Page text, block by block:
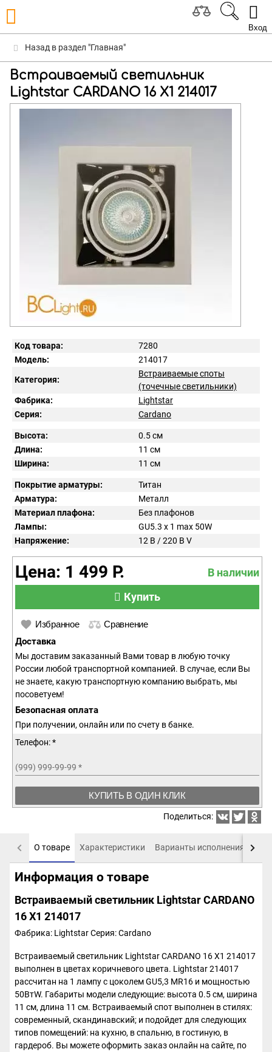
Вход
Назад в раздел "Главная"
Встраиваемый светильник
Lightstar CARDANO 16 X1 214017
Код товара:
7280
Модель:
214017
Категория:
Встраиваемые споты
(точечные светильники)
Фабрика:
Lightstar
Серия:
Cardano
Высота:
0.5 см
Длина:
11 см
Ширина:
11 см
Покрытие арматуры:
Титан
Арматура:
Металл
Материал плафона:
Без плафонов
Лампы:
GU5.3 x 1 max 50W
Напряжение:
12 В / 220 В V
Цена: 1 499 Р.
В наличии
Купить
Избранное Сравнение
Доставка
Мы доставим заказанный Вами товар в любую точку
России любой транспортной компанией. В случае, если Вы
не знаете, какую транспортную компанию выбрать, мы
посоветуем!
Безопасная оплата
При получении, онлайн или по счету в банке.
Телефон: *
(999) 999-99-99 *
КУПИТЬ В ОДИН КЛИК
Поделиться:
О товаре Характеристики Варианты исполнения
Информация о товаре
Встраиваемый светильник Lightstar CARDANO
16 X1 214017
Фабрика: LightstarСерия: Cardano
Встраиваемый светильник Lightstar CARDANO 16 X1 214017
выполнен в цветах коричневого цвета. Lightstar 214017
рассчитан на 1 лампу с цоколем GU5,3 MR16 и мощностью
50ВтW. Габариты модели следующие: высота 0.5 см, ширина
11 см, длина 11 см. Встраиваемый спот выполнен в стилях:
современный, скандинавский; и подойдет для следующих
типов помещений: на кухню, в спальню, в гостиную, в
гардероб. Вы можете оформить заказ онлайн на сайте, по